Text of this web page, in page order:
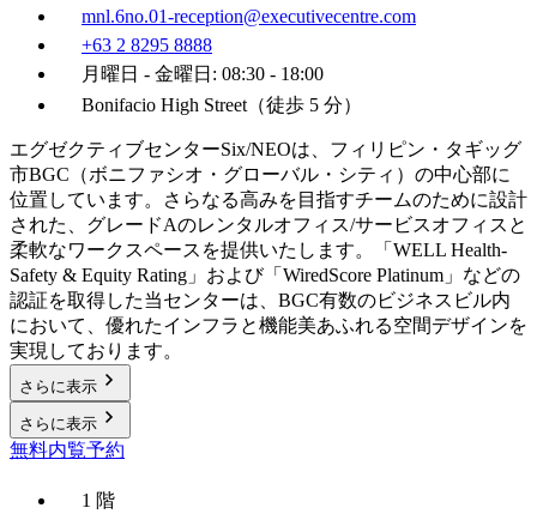
mnl.6no.01-reception@executivecentre.com
+63 2 8295 8888
月曜日 - 金曜日: 08:30 - 18:00
Bonifacio High Street（徒歩 5 分）
エグゼクティブセンターSix/NEOは、フィリピン・タギッグ
市BGC（ボニファシオ・グローバル・シティ）の中心部に
位置しています。さらなる高みを目指すチームのために設計
された、グレードAのレンタルオフィス/サービスオフィスと
柔軟なワークスペースを提供いたします。「WELL Health-
Safety & Equity Rating」および「WiredScore Platinum」などの
認証を取得した当センターは、BGC有数のビジネスビル内
において、優れたインフラと機能美あふれる空間デザインを
実現しております。
さらに表示
さらに表示
無料内覧予約
1 階